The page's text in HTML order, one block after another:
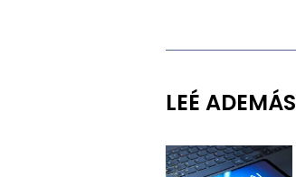
LEÉ ADEMÁS